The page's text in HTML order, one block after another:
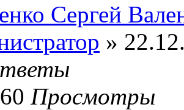
Сергей
»
Просмотры